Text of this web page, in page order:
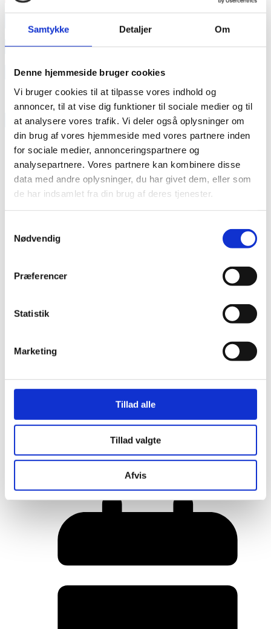
Samtykke Detaljer Om
Denne hjemmeside bruger cookies
Vi bruger cookies til at tilpasse vores indhold og
annoncer, til at vise dig funktioner til sociale medier og til
at analysere vores trafik. Vi deler også oplysninger om
din brug af vores hjemmeside med vores partnere inden
for sociale medier, annonceringspartnere og
analysepartnere. Vores partnere kan kombinere disse
data med andre oplysninger, du har givet dem, eller som
de har indsamlet fra din brug af deres tjenester.
Nødvendig
Præferencer
Statistik
Marketing
Tillad alle
Tillad valgte
Afvis
annonce
Like us
RAINBOW BUSINESS DENMARK
Her er alle vinderne fra årets Danish
Rainbow Awards